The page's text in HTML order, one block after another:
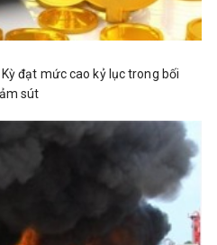
đạt mức cao kỷ lục trong bối
sút